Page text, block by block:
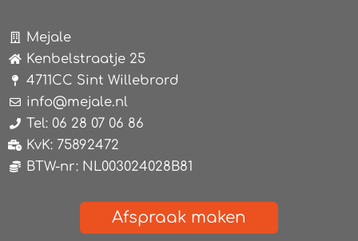
Mejale
Kenbelstraatje 25
4711CC Sint Willebrord
info@mejale.nl
Tel: 06 28 07 06 86
KvK: 75892472
BTW-nr: NL003024028B81
Afspraak maken